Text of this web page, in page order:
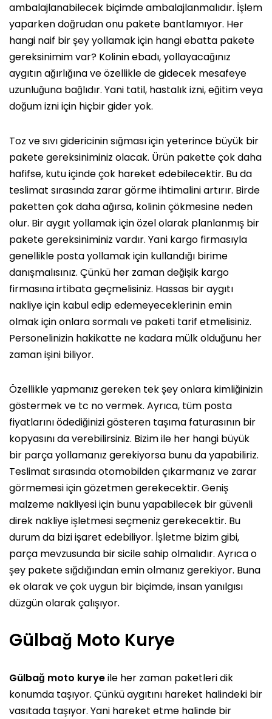
ambalajlanabilecek biçimde ambalajlanmalıdır. İşlem
yaparken doğrudan onu pakete bantlamıyor. Her
hangi naif bir şey yollamak için hangi ebatta pakete
gereksinimim var? Kolinin ebadı, yollayacağınız
aygıtın ağırlığına ve özellikle de gidecek mesafeye
uzunluğuna bağlıdır. Yani tatil, hastalık izni, eğitim veya
doğum izni için hiçbir gider yok.
Toz ve sıvı gidericinin sığması için yeterince büyük bir
pakete gereksiniminiz olacak. Ürün pakette çok daha
hafifse, kutu içinde çok hareket edebilecektir. Bu da
teslimat sırasında zarar görme ihtimalini artırır. Birde
paketten çok daha ağırsa, kolinin çökmesine neden
olur. Bir aygıt yollamak için özel olarak planlanmış bir
pakete gereksiniminiz vardır. Yani kargo firmasıyla
genellikle posta yollamak için kullandığı birime
danışmalısınız. Çünkü her zaman değişik kargo
firmasına irtibata geçmelisiniz. Hassas bir aygıtı
nakliye için kabul edip edemeyeceklerinin emin
olmak için onlara sormalı ve paketi tarif etmelisiniz.
Personelinizin hakikatte ne kadara mülk olduğunu her
zaman işini biliyor.
Özellikle yapmanız gereken tek şey onlara kimliğinizin
göstermek ve tc no vermek. Ayrıca, tüm posta
fiyatlarını ödediğinizi gösteren taşıma faturasının bir
kopyasını da verebilirsiniz. Bizim ile her hangi büyük
bir parça yollamanız gerekiyorsa bunu da yapabiliriz.
Teslimat sırasında otomobilden çıkarmanız ve zarar
görmemesi için gözetmen gerekecektir. Geniş
malzeme nakliyesi için bunu yapabilecek bir güvenli
direk nakliye işletmesi seçmeniz gerekecektir. Bu
durum da bizi işaret edebiliyor. İşletme bizim gibi,
parça mevzusunda bir sicile sahip olmalıdır. Ayrıca o
şey pakete sığdığından emin olmanız gerekiyor. Buna
ek olarak ve çok uygun bir biçimde, insan yanılgısı
düzgün olarak çalışıyor.
Gülbağ Moto Kurye
Gülbağ moto kuryeile her zaman paketleri dik
konumda taşıyor. Çünkü aygıtını hareket halindeki bir
vasıtada taşıyor. Yani hareket etme halinde bir